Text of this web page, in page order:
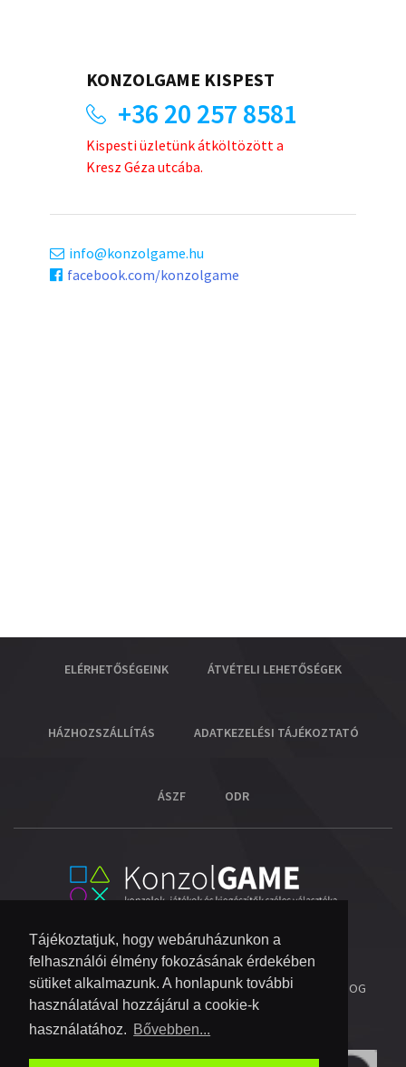
Tájékoztatjuk, hogy webáruházunkon a
felhasználói élmény fokozásának érdekében
sütiket alkalmazunk. A honlapunk további
használatával hozzájárul a cookie-k
használatához. Bővebben...
KONZOLGAME KISPEST
+36 20 257 8581
Kispesti üzletünk átköltözött a
Kresz Géza utcába.
info
konzolgame.hu
facebook.com/konzolgame
ELÉRHETŐSÉGEINK ÁTVÉTELI LEHETŐSÉGEK
HÁZHOZSZÁLLÍTÁS ADATKEZELÉSI TÁJÉKOZTATÓ
ÁSZF ODR
© 2026 COPYRIGHT KONZOL VIDEOGAME KFT.- MINDEN JOG
FENNTARTVA!